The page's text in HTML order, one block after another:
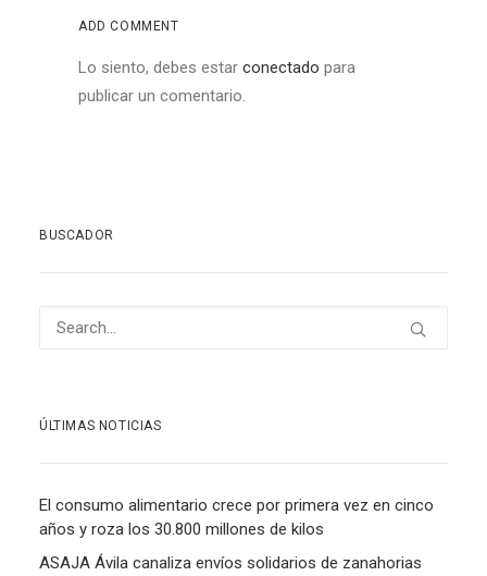
ADD COMMENT
Lo siento, debes estar conectado para
publicar un comentario.
BUSCADOR
ÚLTIMAS NOTICIAS
El consumo alimentario crece por primera vez en cinco
años y roza los 30.800 millones de kilos
ASAJA Ávila canaliza envíos solidarios de zanahorias